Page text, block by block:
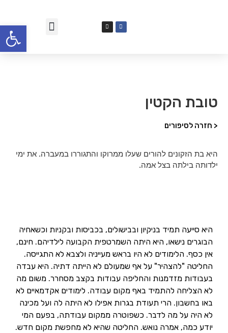
פתח
טובת הקטין
< חזרה לסיפורים
היא בת הזקונים להורים שעלו ממרוקו והתגוררו במעברה. את ימי
ילדותה בילתה בצל אמה.
היא סייעה תמיד בניקיון ובבישולים, בכביסות ובקניות וכשאחיה
הבוגרים נישאו, היא היתה השמרטפית הקבועה לילדיהם. חינם,
אין כסף. הלימודים לא היו בראש מעייניה ולצבא לא התגייסה.
החליטה "להצהיר" על אף שמעולם לא הייתה דתיה. היא עבדה
בעבודות מזדמנות והחליפה עבודות בקצב מסחרר. משום מה
לא הצליחה להתמיד באף מקום עבודה. לימודים אקדמאיים לא
באו בחשבון. הרי תעודת בגרות אפילו לא היתה לה ועל מכינה
לא היה על מה לדבר. כשפוטרה ממקום עבודתה, בפעם המי
יודע כמה, אמרה נואש. החליטה שהיא לא מחפשת מקום חדש.